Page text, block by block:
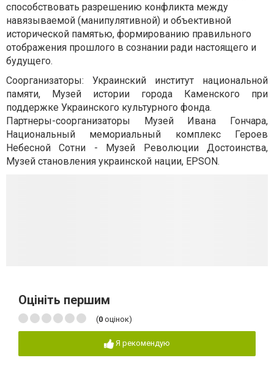
способствовать разрешению конфликта между
навязываемой (манипулятивной) и объективной
исторической памятью, формированию правильного
отображения прошлого в сознании ради настоящего и
будущего.
Соорганизаторы: Украинский институт национальной
памяти, Музей истории города Каменского при
поддержке Украинского культурного фонда.
Партнеры-соорганизаторы Музей Ивана Гончара,
Национальный мемориальный комплекс Героев
Небесной Сотни - Музей Революции Достоинства,
Музей становления украинской нации, EPSON.
Оцініть першим
(0 оцінок)
Я рекомендую